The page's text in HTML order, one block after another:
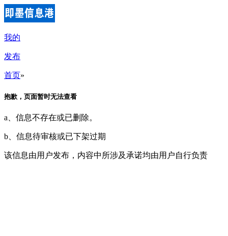
我的
发布
首页»
抱歉，页面暂时无法查看
a、信息不存在或已删除。
b、信息待审核或已下架过期
该信息由用户发布，内容中所涉及承诺均由用户自行负责